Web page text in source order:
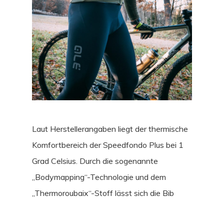
Laut Herstellerangaben liegt der thermische
Komfortbereich der Speedfondo Plus bei 1
Grad Celsius. Durch die sogenannte
„Bodymapping“-Technologie und dem
„Thermoroubaix“-Stoff lässt sich die Bib